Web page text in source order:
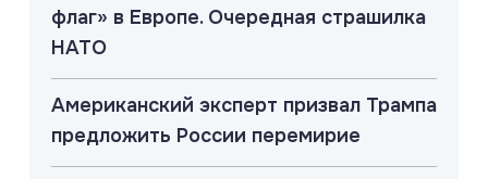
флаг» в Европе. Очередная страшилка
НАТО
Американский эксперт призвал Трампа
предложить России перемирие